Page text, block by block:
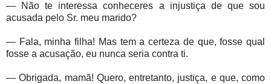
— Não te interessa conheceres a injustiça de que sou
acusada pelo Sr. meu marido?
— Fala, minha filha! Mas tem a certeza de que, fosse qual
fosse a acusação, eu nunca seria contra ti.
— Obrigada, mamã! Quero, entretanto, justiça, e que, como